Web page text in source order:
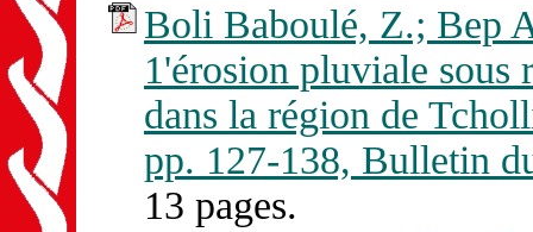
Boli Baboulé, Z.; Bep
1'érosion pluviale sous
dans la région de
pp. 127-138, Bulletin
13 pages.